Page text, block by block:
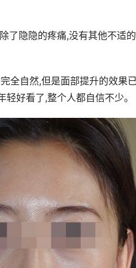
了隐隐的疼痛,没有其他不适
全自然,但是面部提升的效果
好看了,整个人都自信不少。